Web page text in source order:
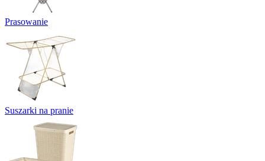
Prasowanie
Suszarki na pranie